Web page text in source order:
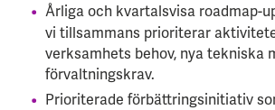
Årliga och kvartalsvisa roadmap-
vi tillsammans prioriterar
verksamhets behov, nya tekniska
förvaltningskrav.
Prioriterade förbättringsinitiativ